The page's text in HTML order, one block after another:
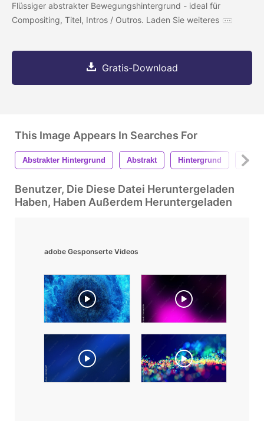
Flüssiger abstrakter Bewegungshintergrund - ideal für
Compositing, Titel, Intros / Outros. Laden Sie weiteres
Gratis-Download
This Image Appears In Searches For
Abstrakter Hintergrund Abstrakt Hintergrund
Benutzer, Die Diese Datei Heruntergeladen
Haben, Haben Außerdem Heruntergeladen
adobe Gesponserte Videos